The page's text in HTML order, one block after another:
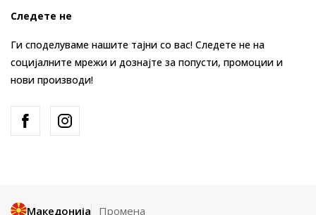
Следете не
Ги споделуваме нашите тајни со вас! Следете не на
социјалните мрежи и дознајте за попусти, промоции и
нови производи!
Македонија Промена